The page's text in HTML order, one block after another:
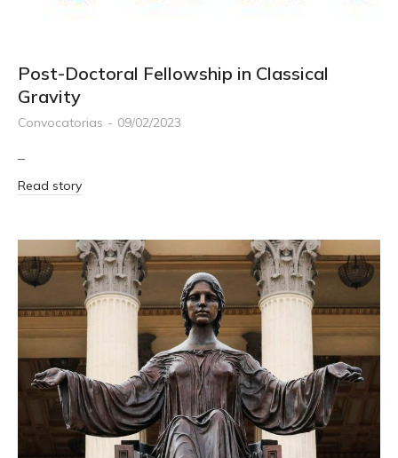
Post-Doctoral Fellowship in Classical
Gravity
Convocatorias 09/02/2023
–
Read story